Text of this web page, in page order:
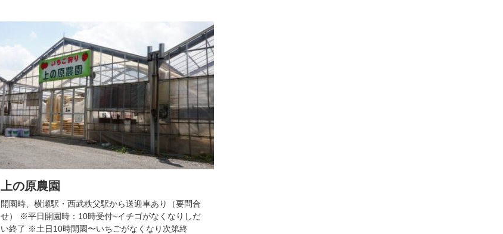
上の原農園
開園時、横瀬駅・西武秩父駅から送迎車あり（要問合
せ） ※平日開園時：10時受付~イチゴがなくなりしだ
い終了 ※土日10時開園〜いちごがなくなり次第終